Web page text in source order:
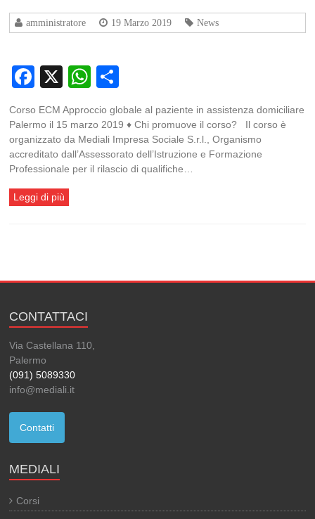
amministratore 19 Marzo 2019 News
Facebook
X WhatsApp
Corso ECM Approccio globale al paziente in assistenza domiciliare
Palermo il 15 marzo 2019 ♦ Chi promuove il corso? Il corso è
organizzato da Mediali Impresa Sociale S.r.l., Organismo
accreditato dall’Assessorato dell’Istruzione e Formazione
Professionale per il rilascio di qualifiche…
Leggi di più
CONTATTACI
Via Castellana 110,
Palermo
(091) 5089330
info@mediali.it
Contatti
MEDIALI
Corsi